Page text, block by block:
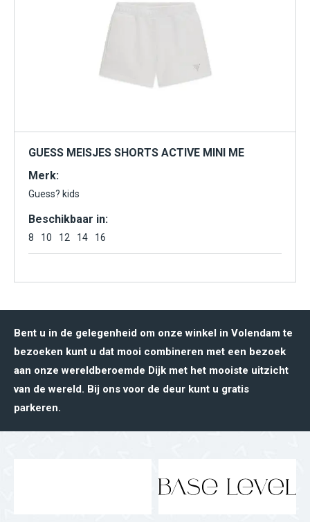
GUESS MEISJES SHORTS ACTIVE MINI ME
Merk:
Guess? kids
Beschikbaar in:
8 10 12 14 16
Bent u in de gelegenheid om onze winkel in Volendam te
bezoeken kunt u dat mooi combineren met een bezoek
aan onze wereldberoemde Dijk met het mooiste uitzicht
van de wereld. Bij ons voor de deur kunt u gratis
parkeren.